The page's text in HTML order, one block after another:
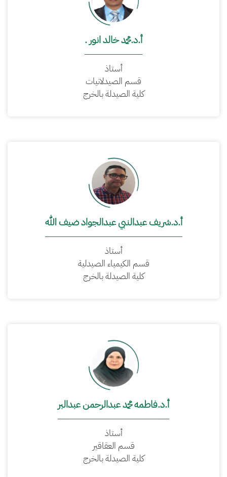
أ.د.محمد خالد انور .
أستاذ
قسم الصيدلانيات
كلية الصيدلة بالخرج
أ.د.شريف عبدالنبي عبدالجواد ضيف الله
أستاذ
قسم الكيمياء الصيدلية
كلية الصيدلة بالخرج
أ.د.فاطمه محمد عبدالرحمن عبدالبر
أستاذ
قسم العقاقير
كلية الصيدلة بالخرج